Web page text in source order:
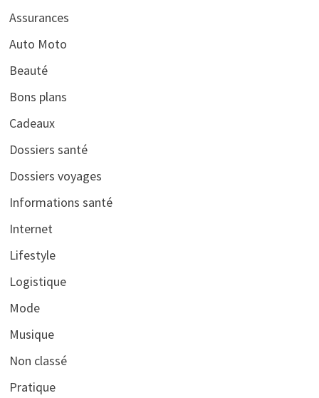
Assurances
Auto Moto
Beauté
Bons plans
Cadeaux
Dossiers santé
Dossiers voyages
Informations santé
Internet
Lifestyle
Logistique
Mode
Musique
Non classé
Pratique